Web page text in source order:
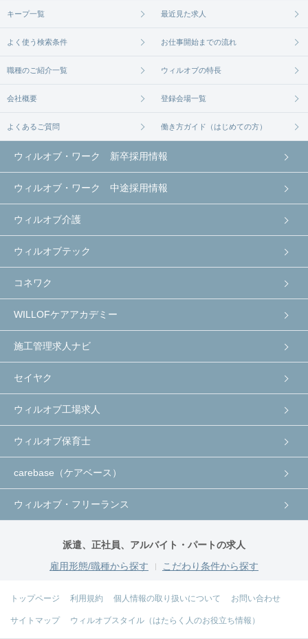
キープ一覧 最近見た求人
よく使う検索条件 お仕事開始までの流れ
職種のご紹介一覧 ウィルオブの特長
会社概要 登録会場一覧
よくあるご質問 働き方ガイド（はじめての方）
ウィルオブ・ワーク 新卒採用情報
ウィルオブ・ワーク 中途採用情報
ウィルオブ介護
ウィルオブテック
コネワク
WILLOFケアアカデミー
施工管理求人ナビ
セイヤク
ウィルオブ工場求人
ウィルオブ保育士
carebase（ケアベース）
ウィルオブ・フリーランス
派遣、正社員、アルバイト・パートの求人
雇用形態/職種から探す
こだわり条件から探す
トップページ 利用規約 個人情報の取り扱いについて お問い合わせ
サイトマップ ウィルオブスタイル（はたらく人のお役立ち情報）